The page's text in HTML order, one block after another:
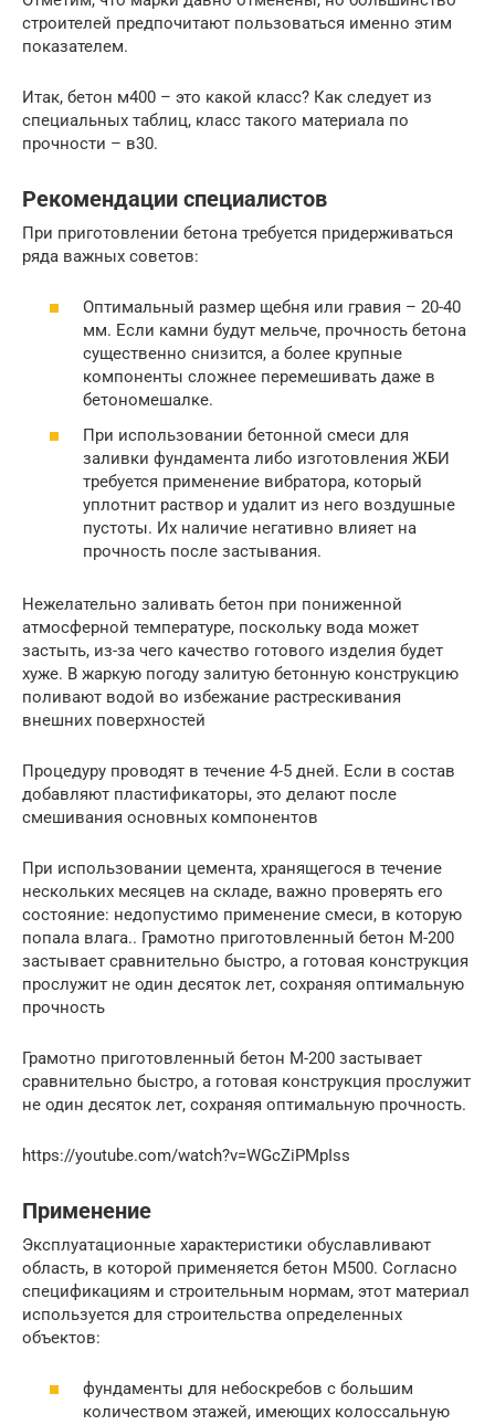
строителей предпочитают пользоваться именно этим
показателем.
Итак, бетон м400 – это какой класс? Как следует из
специальных таблиц, класс такого материала по
прочности – в30.
Рекомендации специалистов
При приготовлении бетона требуется придерживаться
ряда важных советов:
Оптимальный размер щебня или гравия – 20-40
мм. Если камни будут мельче, прочность бетона
существенно снизится, а более крупные
компоненты сложнее перемешивать даже в
бетономешалке.
При использовании бетонной смеси для
заливки фундамента либо изготовления ЖБИ
требуется применение вибратора, который
уплотнит раствор и удалит из него воздушные
пустоты. Их наличие негативно влияет на
прочность после застывания.
Нежелательно заливать бетон при пониженной
атмосферной температуре, поскольку вода может
застыть, из-за чего качество готового изделия будет
хуже. В жаркую погоду залитую бетонную конструкцию
поливают водой во избежание растрескивания
внешних поверхностей
Процедуру проводят в течение 4-5 дней. Если в состав
добавляют пластификаторы, это делают после
смешивания основных компонентов
При использовании цемента, хранящегося в течение
нескольких месяцев на складе, важно проверять его
состояние: недопустимо применение смеси, в которую
попала влага.. Грамотно приготовленный бетон М-200
застывает сравнительно быстро, а готовая конструкция
прослужит не один десяток лет, сохраняя оптимальную
прочность
Грамотно приготовленный бетон М-200 застывает
сравнительно быстро, а готовая конструкция прослужит
не один десяток лет, сохраняя оптимальную прочность.
https://youtube.com/watch?v=WGcZiPMpIss
Применение
Эксплуатационные характеристики обуславливают
область, в которой применяется бетон М500. Согласно
спецификациям и строительным нормам, этот материал
используется для строительства определенных
объектов:
фундаменты для небоскребов с большим
количеством этажей, имеющих колоссальную